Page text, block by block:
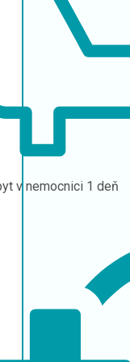
v nemocnici 1 deň